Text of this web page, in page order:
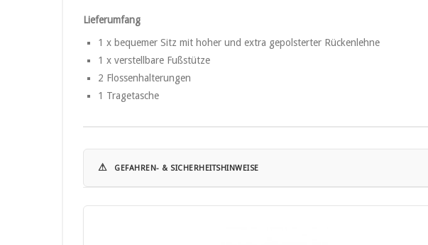
Lieferumfang
1 x bequemer Sitz mit hoher und extra gepolsterter Rückenlehne
1 x verstellbare Fußstütze
2 Flossenhalterungen
1 Tragetasche
⚠ GEFAHREN- & SICHERHEITSHINWEISE
Hinweise zur Nutzung von Kajaks: